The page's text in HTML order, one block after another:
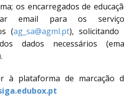
os encarregados de
email para os
(ag_sa@agml.pt), solicitando
dados necessários
à plataforma de marcação